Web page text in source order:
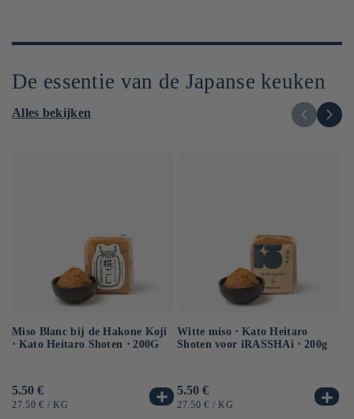
De essentie van de Japanse keuken
Alles bekijken
Miso Blanc bij de Hakone Koji
⋅ Kato Heitaro Shoten ⋅ 200G
Normale
prijs
5.50 €
EENHEIDSPRIJS
27.50 € / PER
KG
Witte miso ⋅ Kato Heitaro
Shoten voor iRASSHAi ⋅ 200g
Normale
prijs
5.50 €
EENHEIDSPRIJS
27.50 € / PER
KG